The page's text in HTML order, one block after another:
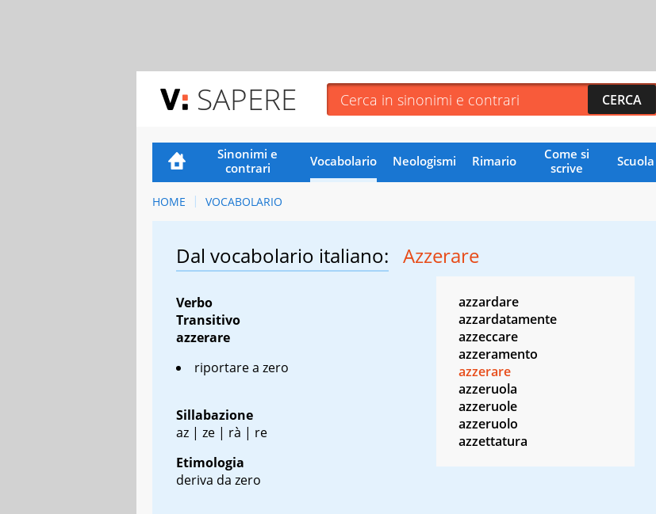
SAPERE
Sinonimi e
contrari
Vocabolario Neologismi Rimario
Come si
scrive
Scuola
HOME VOCABOLARIO
Dal vocabolario italiano: Azzerare
Verbo
Transitivo
azzerare
riportare a zero
Sillabazione
az | ze | rà | re
Etimologia
deriva da zero
azzardare
azzardatamente
azzeccare
azzeramento
azzerare
azzeruola
azzeruole
azzeruolo
azzettatura